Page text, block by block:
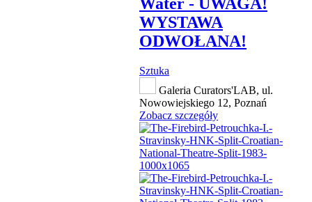
WYSTAWA
ODWOŁANA!
Sztuka
Galeria Curators'LAB, ul.
Nowowiejskiego 12, Poznań
Zobacz szczegóły